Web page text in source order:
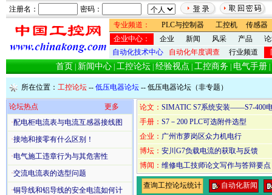
注册名：
密码：
专业频道：
PLC与控制器 工控机
传感器
企业中心：
企业 新闻 风采 产品
自动化技术中心
自动化年度调查 行业频道
首页 新闻中心 工控论坛 经验视点 工控商务 电气手册
所在位置： 工控论坛 -- 低压电器论坛 -- 低压电器论坛（非专题）
论坛热点
更多
·配电柜电流表与电流互感器接线图
·接地和接零有什么区别！
·电气施工违章行为与其危害性
·交流电流表的选型问题
·铜导线和铝导线的安全电流如何计
论文： SIMATIC S7系统安装——S7-400
手册： S7－200 PLC可选附件选型
企业： 广州市萝岗区众力机电行
博坛： 安川G7负载电流的获取与反馈
博闻： 维修电工技师论文写作与答辩要点
查询工控论坛统计 自动化新闻